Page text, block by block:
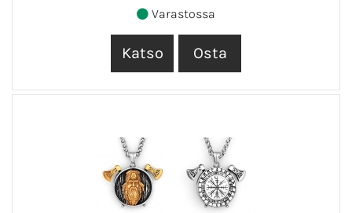
Varastossa